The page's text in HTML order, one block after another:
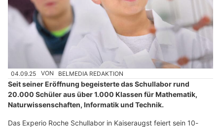
04.09.25 VON BELMEDIA REDAKTION
Seit seiner Eröffnung begeisterte das Schullabor rund
20.000 Schüler aus über 1.000 Klassen für Mathematik,
Naturwissenschaften, Informatik und Technik.
Das Experio Roche Schullabor in Kaiseraugst feiert sein 10-